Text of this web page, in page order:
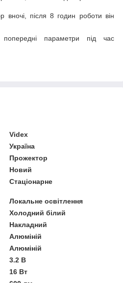
вночі, після 8 годин роботи він
попередні параметри під час
Videx
Україна
Прожектор
Новий
Стаціонарне
Локальне освітлення
Холодний білий
Накладний
Алюміній
Алюміній
3.2 В
16 Вт